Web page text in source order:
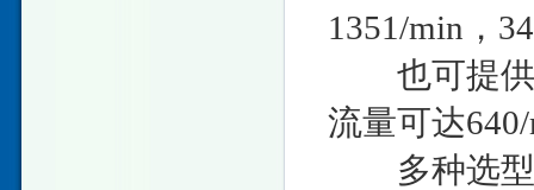
1351/min，
也可提供
流量可达
多种选型